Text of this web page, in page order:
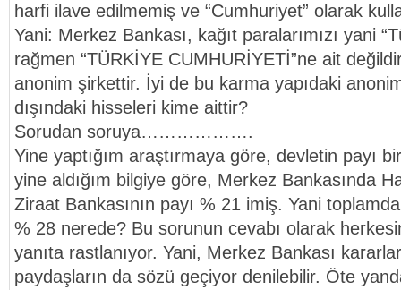
harfi ilave edilmemiş ve “Cumhuriyet” olarak
Yani: Merkez Bankası, kağıt paralarımızı yani
rağmen “TÜRKİYE CUMHURİYETİ”ne ait
anonim şirkettir. İyi de bu karma yapıdaki
dışındaki hisseleri kime aittir?
Sorudan soruya……………….
Yine yaptığım araştırmaya göre, devletin payı
yine aldığım bilgiye göre, Merkez Bankasında
Ziraat Bankasının payı % 21 imiş. Yani
% 28 nerede? Bu sorunun cevabı olarak
yanıta rastlanıyor. Yani, Merkez Bankası
paydaşların da sözü geçiyor denilebilir. Öte